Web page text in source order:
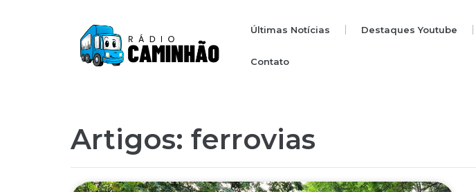
Últimas Notícias Destaques Youtube
Contato
Artigos: ferrovias